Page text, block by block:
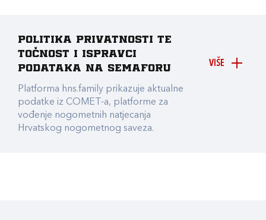
VIŠE
Politika privatnosti te
točnost i ispravci
podataka na Semaforu
Platforma hns.family prikazuje aktualne
podatke iz COMET-a, platforme za
vođenje nogometnih natjecanja
Hrvatskog nogometnog saveza.